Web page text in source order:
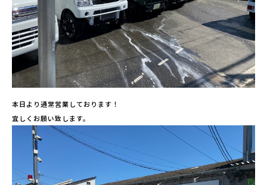
本日より通常営業しております！
宜しくお願い致します。